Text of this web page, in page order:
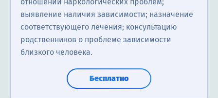
отношении наркологических проблем;
выявление наличия зависимости; назначение
соответствующего лечения; консультацию
родственников о проблеме зависимости
близкого человека.
Бесплатно